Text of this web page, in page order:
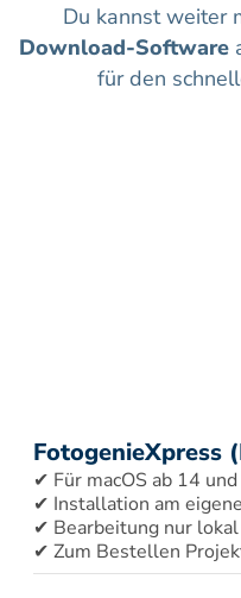
Du kannst weiter
Download-Software
für den
FotogenieXpress
✔ Für macOS ab 14
✔ Installation am
✔ Bearbeitung nur
✔ Zum Bestellen